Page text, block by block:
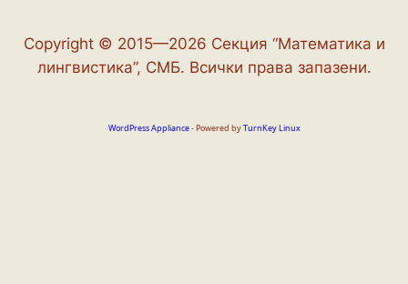
Copyright © 2015—2026 Секция “Математика и
лингвистика”, СМБ. Всички права запазени.
WordPress Appliance- Powered byTurnKey Linux